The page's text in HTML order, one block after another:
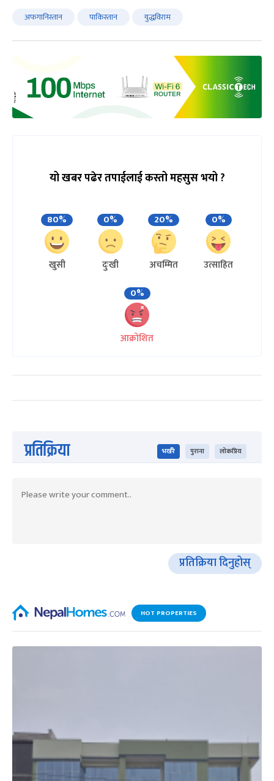
अफगानिस्तान पाकिस्तान युद्धविराम
यो खबर पढेर तपाईलाई कस्तो महसुस भयो ?
80%
खुसी
0%
दुःखी
20%
अचम्मित
0%
उत्साहित
0%
आक्रोशित
प्रतिक्रिया भर्खरै पुराना लोकप्रिय
प्रतिक्रिया दिनुहोस्
HOT PROPERTIES